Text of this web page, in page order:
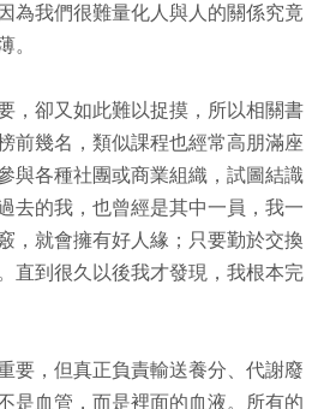
為我們很難量化人與人的關係究竟
。
，卻又如此難以捉摸，所以相關書
前幾名，類似課程也經常高朋滿座
與各種社團或商業組織，試圖結識
去的我，也曾經是其中一員，我一
，就會擁有好人緣；只要勤於交換
直到很久以後我才發現，我根本完
要，但真正負責輸送養分、代謝廢
是血管，而是裡面的血液。所有的